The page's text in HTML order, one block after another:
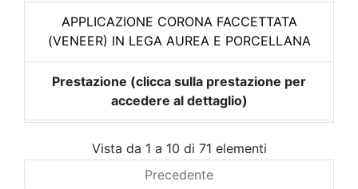
APPLICAZIONE CORONA FACCETTATA
(VENEER) IN LEGA AUREA E PORCELLANA
Prestazione (clicca sulla prestazione per
accedere al dettaglio)
Vista da 1 a 10 di 71 elementi
Precedente